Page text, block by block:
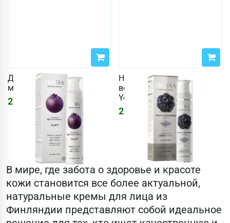
Дневной крем Mossa 50
мл V Lift укрепляющий
2678 ₽
Ночной крем 50 мл
восстанавливающий
Youth Defence
2055 2453₽
В мире, где забота о здоровье и красоте
кожи становится все более актуальной,
натуральные кремы для лица из
Финляндии представляют собой идеальное